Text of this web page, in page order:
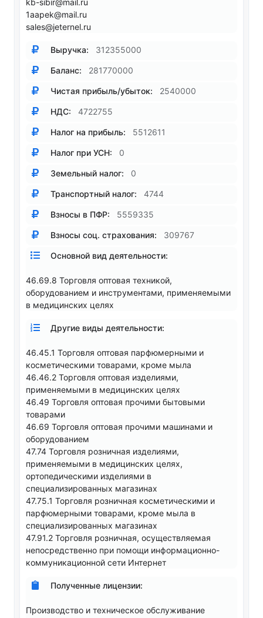
kb-sibir@mail.ru
1aapek@mail.ru
sales@jeternel.ru
Выручка: 312355000
Баланс: 281770000
Чистая прибыль/убыток: 2540000
НДС: 4722755
Налог на прибыль: 5512611
Налог при УСН: 0
Земельный налог: 0
Транспортный налог: 4744
Взносы в ПФР: 5559335
Взносы соц. страхования: 309767
Основной вид деятельности:
46.69.8 Торговля оптовая техникой,
оборудованием и инструментами, применяемыми
в медицинских целях
Другие виды деятельности:
46.45.1 Торговля оптовая парфюмерными и
косметическими товарами, кроме мыла
46.46.2 Торговля оптовая изделиями,
применяемыми в медицинских целях
46.49 Торговля оптовая прочими бытовыми
товарами
46.69 Торговля оптовая прочими машинами и
оборудованием
47.74 Торговля розничная изделиями,
применяемыми в медицинских целях,
ортопедическими изделиями в
специализированных магазинах
47.75.1 Торговля розничная косметическими и
парфюмерными товарами, кроме мыла в
специализированных магазинах
47.91.2 Торговля розничная, осуществляемая
непосредственно при помощи информационно-
коммуникационной сети Интернет
Полученные лицензии:
Производство и техническое обслуживание